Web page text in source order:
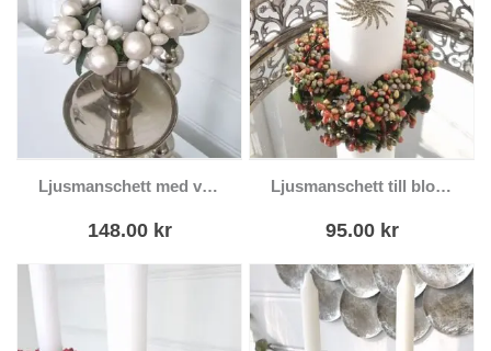
Ljusmanschett med vita pärlor olika storlekar
148.00 kr
Ljusmanschett till blockljus med bär
95.00 kr